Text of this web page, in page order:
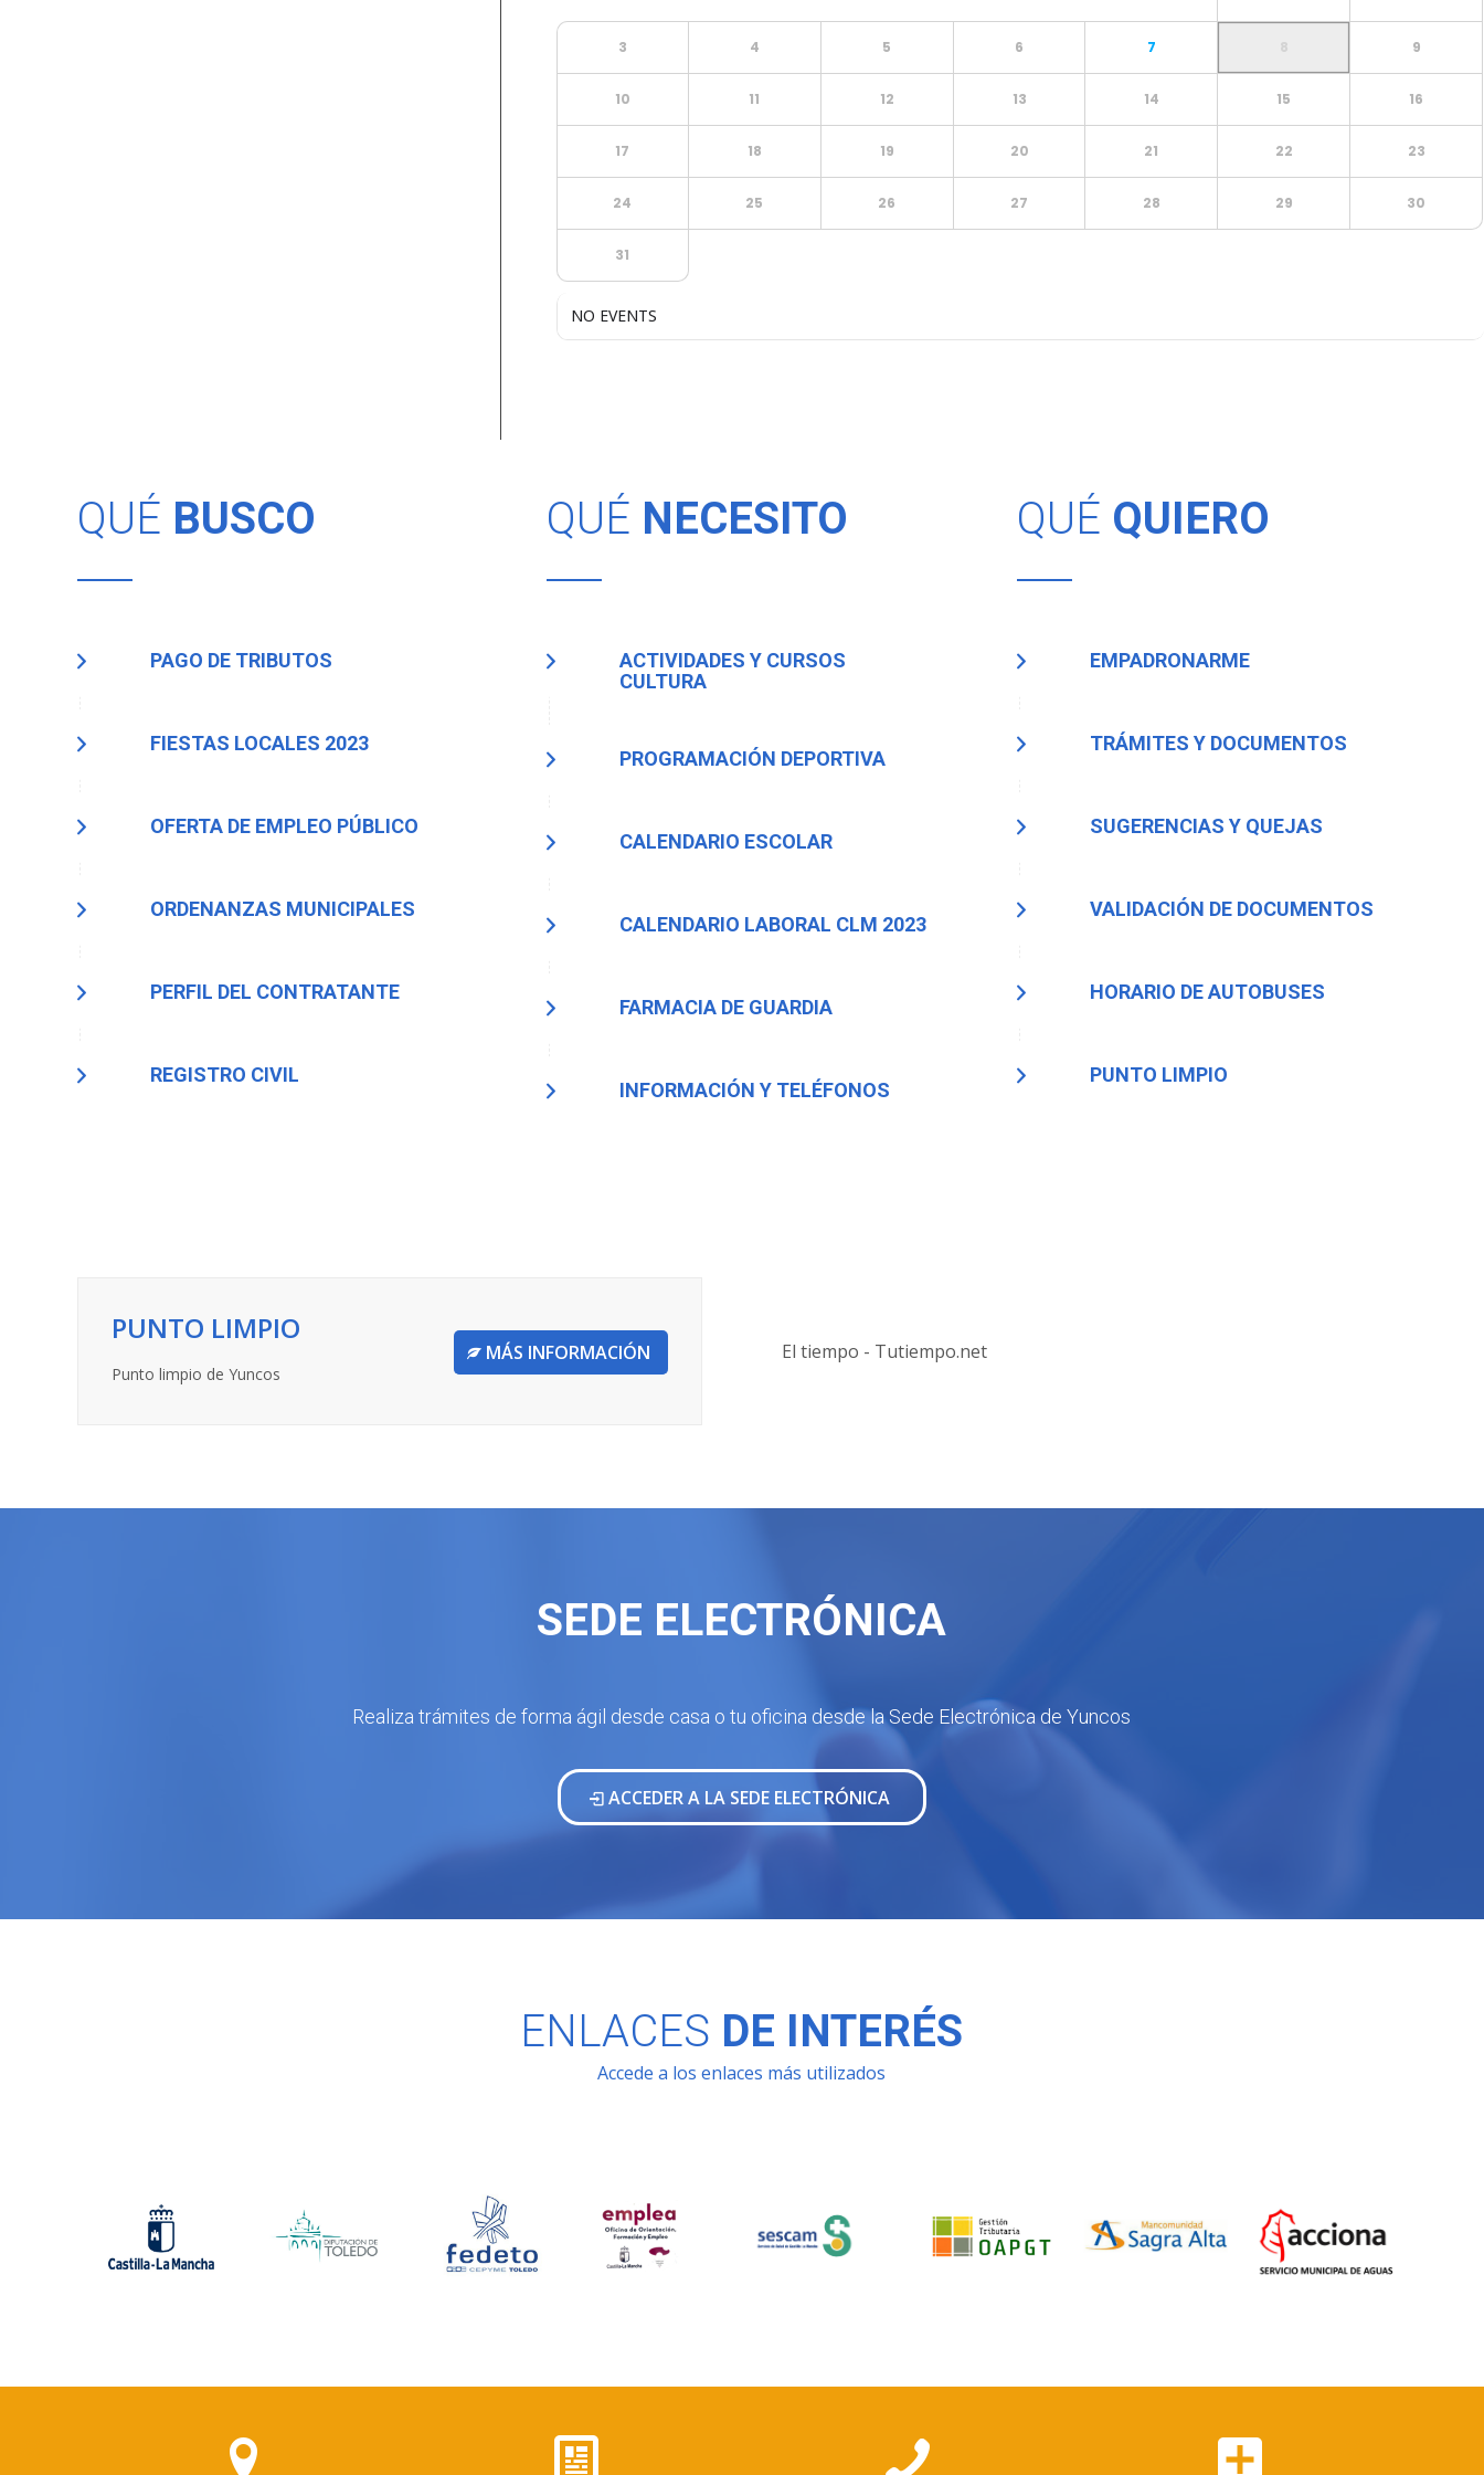
3 4 5 6 7 8 9
10 11 12 13 14 15 16
17 18 19 20 21 22 23
24 25 26 27 28 29 30
31
NO EVENTS
QUÉ BUSCO
PAGO DE TRIBUTOS
FIESTAS LOCALES 2023
OFERTA DE EMPLEO PÚBLICO
ORDENANZAS MUNICIPALES
PERFIL DEL CONTRATANTE
REGISTRO CIVIL
QUÉ NECESITO
ACTIVIDADES Y CURSOS
CULTURA
PROGRAMACIÓN DEPORTIVA
CALENDARIO ESCOLAR
CALENDARIO LABORAL CLM 2023
FARMACIA DE GUARDIA
INFORMACIÓN Y TELÉFONOS
QUÉ QUIERO
EMPADRONARME
TRÁMITES Y DOCUMENTOS
SUGERENCIAS Y QUEJAS
VALIDACIÓN DE DOCUMENTOS
HORARIO DE AUTOBUSES
PUNTO LIMPIO
PUNTO LIMPIO
Punto limpio de Yuncos
MÁS INFORMACIÓN El tiempo - Tutiempo.net
SEDE ELECTRÓNICA
Realiza trámites de forma ágil desde casa o tu oficina desde la Sede Electrónica de Yuncos
ACCEDER A LA SEDE ELECTRÓNICA
ENLACES DE INTERÉS
Accede a los enlaces más utilizados